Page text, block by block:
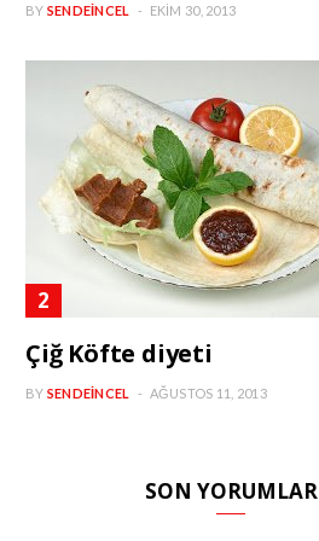
BY SENDEINCEL EKIM 30, 2013
Çiğ Köfte diyeti
BY SENDEINCEL AĞUSTOS 11, 2013
SON YORUMLAR